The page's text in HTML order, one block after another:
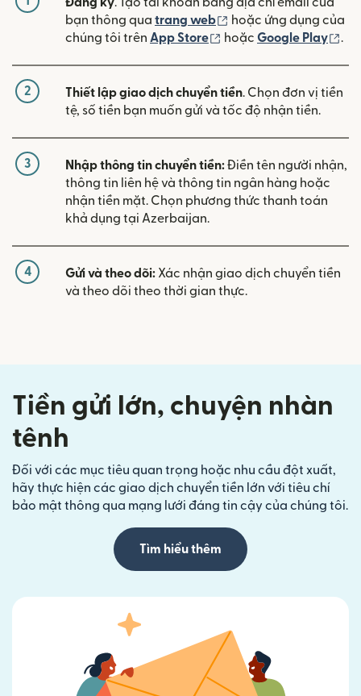
bạn thông qua trang web (mở trong cửa sổ mới)
hoặc ứng dụng của
chúng tôi trên App Store (mở trong cửa sổ mới)
hoặc Google Play .
2 Thiết lập giao dịch chuyển tiền. Chọn đơn vị tiền
tệ, số tiền bạn muốn gửi và tốc độ nhận tiền.
3 Nhập thông tin chuyển tiền:Điền tên người nhận,
thông tin liên hệ và thông tin ngân hàng hoặc
nhận tiền mặt. Chọn phương thức thanh toán
khả dụng tại Azerbaijan.
4 Gửi và theo dõi: Xác nhận giao dịch chuyển tiền
và theo dõi theo thời gian thực.
Tiền gửi lớn, chuyện nhàn
tênh
Đối với các mục tiêu quan trọng hoặc nhu cầu đột xuất,
hãy thực hiện các giao dịch chuyển tiền lớn với tiêu chí
bảo mật thông qua mạng lưới đáng tin cậy của chúng tôi.
Tìm hiểu thêm